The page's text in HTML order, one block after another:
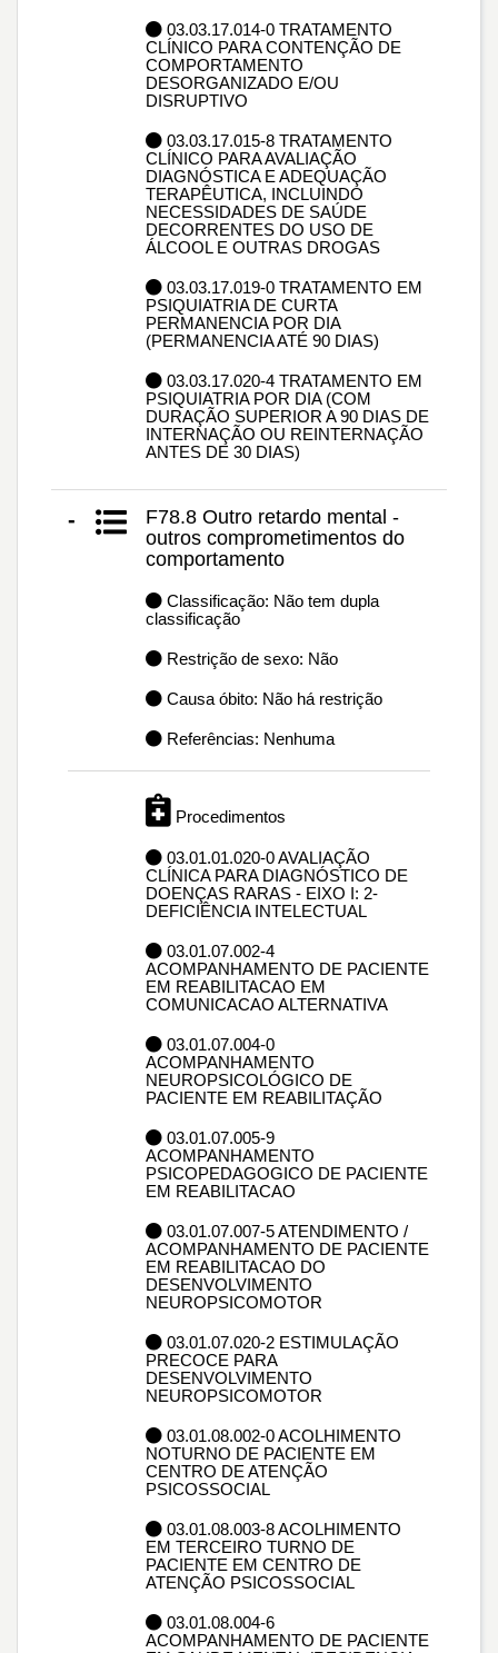
03.03.17.014-0 TRATAMENTO
CLÍNICO PARA CONTENÇÃO DE
COMPORTAMENTO
DESORGANIZADO E/OU
DISRUPTIVO
03.03.17.015-8 TRATAMENTO
CLÍNICO PARA AVALIAÇÃO
DIAGNÓSTICA E ADEQUAÇÃO
TERAPÊUTICA, INCLUINDO
NECESSIDADES DE SAÚDE
DECORRENTES DO USO DE
ÁLCOOL E OUTRAS DROGAS
03.03.17.019-0 TRATAMENTO EM
PSIQUIATRIA DE CURTA
PERMANENCIA POR DIA
(PERMANENCIA ATÉ 90 DIAS)
03.03.17.020-4 TRATAMENTO EM
PSIQUIATRIA POR DIA (COM
DURAÇÃO SUPERIOR A 90 DIAS DE
INTERNAÇÃO OU REINTERNAÇÃO
ANTES DE 30 DIAS)
-
F78.8 Outro retardo mental -
outros comprometimentos do
comportamento
Classificação: Não tem dupla
classificação
Restrição de sexo: Não
Causa óbito: Não há restrição
Referências: Nenhuma
Procedimentos
03.01.01.020-0 AVALIAÇÃO
CLÍNICA PARA DIAGNÓSTICO DE
DOENÇAS RARAS - EIXO I: 2-
DEFICIÊNCIA INTELECTUAL
03.01.07.002-4
ACOMPANHAMENTO DE PACIENTE
EM REABILITACAO EM
COMUNICACAO ALTERNATIVA
03.01.07.004-0
ACOMPANHAMENTO
NEUROPSICOLÓGICO DE
PACIENTE EM REABILITAÇÃO
03.01.07.005-9
ACOMPANHAMENTO
PSICOPEDAGOGICO DE PACIENTE
EM REABILITACAO
03.01.07.007-5 ATENDIMENTO /
ACOMPANHAMENTO DE PACIENTE
EM REABILITACAO DO
DESENVOLVIMENTO
NEUROPSICOMOTOR
03.01.07.020-2 ESTIMULAÇÃO
PRECOCE PARA
DESENVOLVIMENTO
NEUROPSICOMOTOR
03.01.08.002-0 ACOLHIMENTO
NOTURNO DE PACIENTE EM
CENTRO DE ATENÇÃO
PSICOSSOCIAL
03.01.08.003-8 ACOLHIMENTO
EM TERCEIRO TURNO DE
PACIENTE EM CENTRO DE
ATENÇÃO PSICOSSOCIAL
03.01.08.004-6
ACOMPANHAMENTO DE PACIENTE